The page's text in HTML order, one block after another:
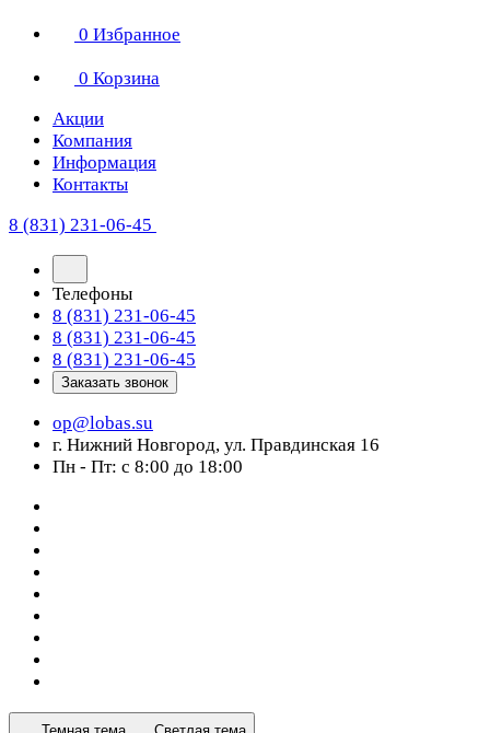
0 Избранное
0 Корзина
Акции
Компания
Информация
Контакты
8 (831) 231-06-45
Телефоны
8 (831) 231-06-45
8 (831) 231-06-45
8 (831) 231-06-45
Заказать звонок
op@lobas.su
г. Нижний Новгород, ул. Правдинская 16
Пн - Пт: с 8:00 до 18:00